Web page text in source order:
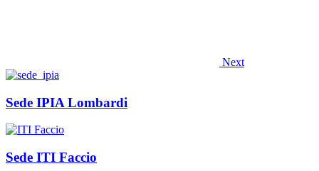
Next
Sede IPIA Lombardi
Sede ITI Faccio